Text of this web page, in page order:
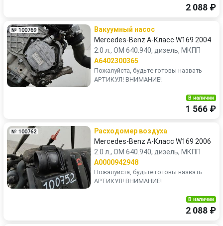
2 088 ₽
№ 100769
Вакуумный насос
Mercedes-Benz A-Класс W169 2004
2.0 л., OM 640.940, дизель, МКПП
A6402300365
Пожалуйста, будьте готовы назвать
АРТИКУЛ! ВНИМАНИЕ!
В наличии
1 566 ₽
№ 100762
Расходомер воздуха
Mercedes-Benz A-Класс W169 2006
2.0 л., OM 640.940, дизель, МКПП
A0000942948
Пожалуйста, будьте готовы назвать
АРТИКУЛ! ВНИМАНИЕ!
В наличии
2 088 ₽